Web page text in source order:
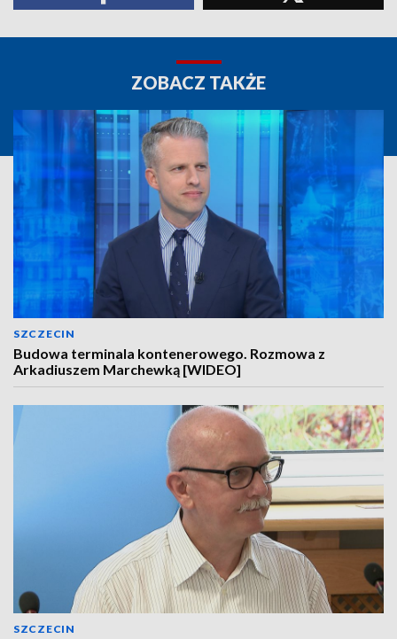
ZOBACZ TAKŻE
SZCZECIN
Budowa terminala kontenerowego. Rozmowa z
Arkadiuszem Marchewką [WIDEO]
SZCZECIN